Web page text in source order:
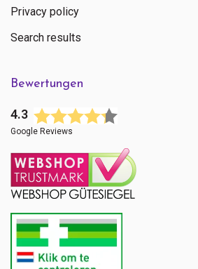
Privacy policy
Search results
Bewertungen
4.3
Google Reviews